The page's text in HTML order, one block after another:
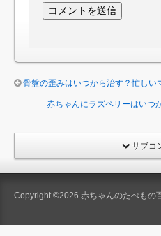
骨盤の歪みはいつから治す？忙しい
赤ちゃんにラズベリーはいつ
サブコ
Copyright ©2026 赤ちゃんのたべもの